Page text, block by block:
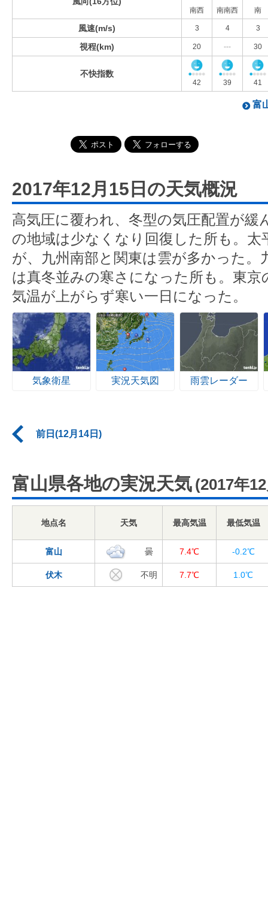
南西 南南西 南
風速(m/s) 3 4 3
視程(km) 20 --- 30
不快指数
42 39 41
富
2017年12月15日の天気概況
高気圧に覆われ、冬型の気圧配置が緩
の地域は少なくなり回復した所も。
が、九州南部と関東は雲が多かった。
は真冬並みの寒さになった所も。東京
気温が上がらず寒い一日になった。
気象衛星 実況天気図 雨雲レーダー
前日(12月14日)
富山県各地の実況天気 (2017年
地点名 天気 最高気温 最低気温
富山 曇 7.4℃ -0.2℃
伏木 不明 7.7℃ 1.0℃